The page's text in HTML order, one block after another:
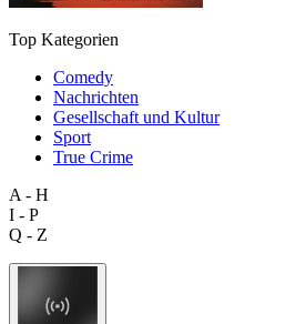
Top Kategorien
Comedy
Nachrichten
Gesellschaft und Kultur
Sport
True Crime
A - H
I - P
Q - Z